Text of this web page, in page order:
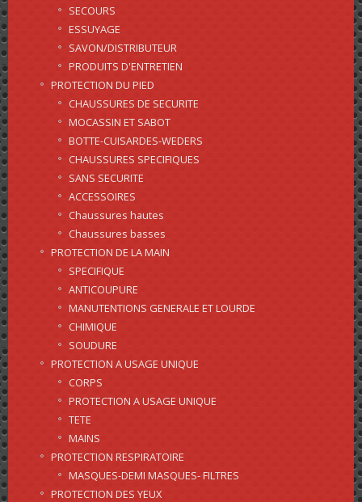
SECOURS
ESSUYAGE
SAVON/DISTRIBUTEUR
PRODUITS D'ENTRETIEN
PROTECTION DU PIED
CHAUSSURES DE SECURITE
MOCASSIN ET SABOT
BOTTE-CUISARDES-WEDERS
CHAUSSURES SPECIFIQUES
SANS SECURITE
ACCESSOIRES
Chaussures hautes
Chaussures basses
PROTECTION DE LA MAIN
SPECIFIQUE
ANTICOUPURE
MANUTENTIONS GENERALE ET LOURDE
CHIMIQUE
SOUDURE
PROTECTION A USAGE UNIQUE
CORPS
PROTECTION A USAGE UNIQUE
TETE
MAINS
PROTECTION RESPIRATOIRE
MASQUES-DEMI MASQUES- FILTRES
PROTECTION DES YEUX